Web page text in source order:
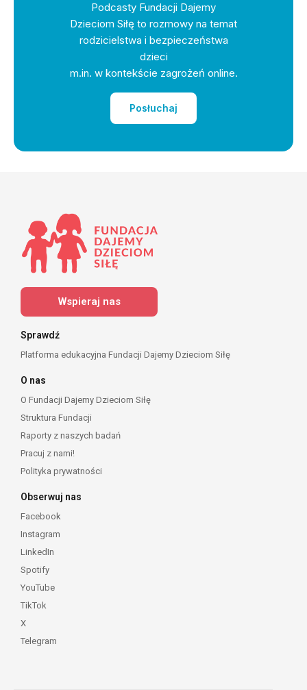
Podcasty Fundacji Dajemy
Dzieciom Siłę to rozmowy na temat
rodzicielstwa i bezpieczeństwa
dzieci
m.in. w kontekście zagrożeń online.
Posłuchaj
Wspieraj nas
Sprawdź
Platforma edukacyjna Fundacji Dajemy Dzieciom Siłę
O nas
O Fundacji Dajemy Dzieciom Siłę
Struktura Fundacji
Raporty z naszych badań
Pracuj z nami!
Polityka prywatności
Obserwuj nas
Facebook
Instagram
LinkedIn
Spotify
YouTube
TikTok
X
Telegram